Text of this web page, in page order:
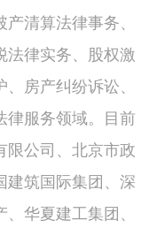
清算法律事务、
法律实务、股权激
房产纠纷诉讼、
律服务领域。目前
限公司、北京市政
建筑国际集团、深
华夏建工集团、